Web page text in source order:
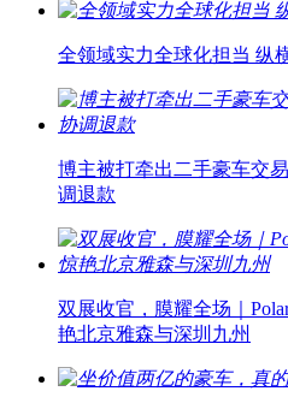
全领域实力全球化担当 纵
博主被打牵出二手豪车交
调退款
双展收官，膜耀全场｜
艳北京雅森与深圳九州